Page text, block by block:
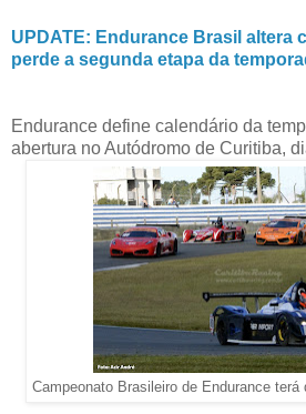
UPDATE: Endurance Brasil altera
perde a segunda etapa da
Endurance define calendário da
abertura no Autódromo de Curitiba,
Campeonato Brasileiro de Endurance terá